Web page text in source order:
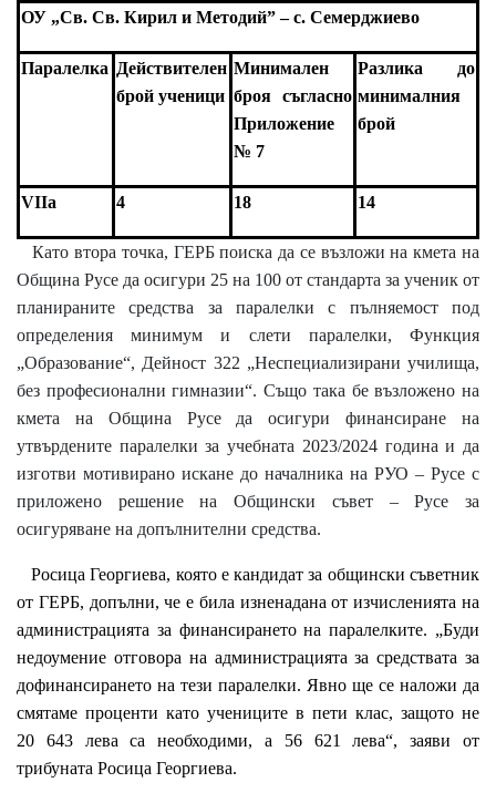
ОУ „Св. Св. Кирил и Методий” – с. Семерджиево
Паралелка Действителен
брой ученици
Минимален
броя съгласно
Приложение
№ 7
Разлика до
минималния
брой
VIIа 4 18 14
Като втора точка, ГЕРБ поиска да се възложи на кмета на
Община Русе да осигури 25 на 100 от стандарта за ученик от
планираните средства за паралелки с пълняемост под
определения минимум и слети паралелки, Функция
„Образование“, Дейност 322 „Неспециализирани училища,
без професионални гимназии“. Също така бе възложено на
кмета на Община Русе да осигури финансиране на
утвърдените паралелки за учебната 2023/2024 година и да
изготви мотивирано искане до началника на РУО – Русе с
приложено решение на Общински съвет – Русе за
осигуряване на допълнителни средства.
Росица Георгиева, която е кандидат за общински съветник
от ГЕРБ, допълни, че е била изненадана от изчисленията на
администрацията за финансирането на паралелките. „Буди
недоумение отговора на администрацията за средствата за
дофинансирането на тези паралелки. Явно ще се наложи да
смятаме проценти като учениците в пети клас, защото не
20 643 лева са необходими, а 56 621 лева“, заяви от
трибуната Росица Георгиева.